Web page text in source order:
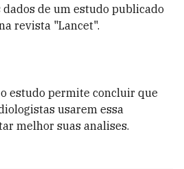
de um estudo publicado
revista "Lancet".
o estudo permite concluir que
usarem essa
melhor suas analises.